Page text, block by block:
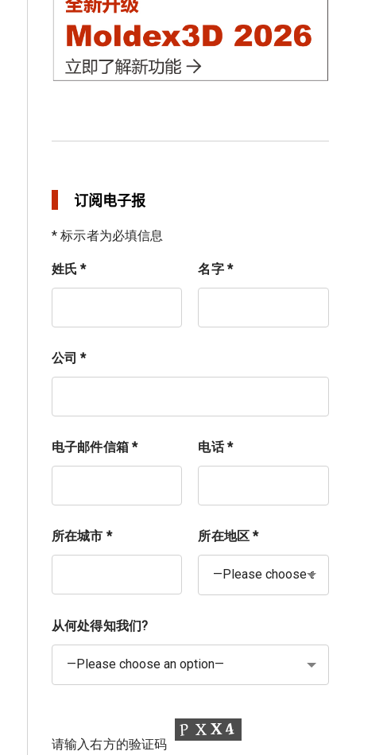
订阅电子报
* 标示者为必填信息
姓氏 * 名字 *
公司 *
电子邮件信箱 * 电话 *
所在城市 * 所在地区 *
从何处得知我们?
请输入右方的验证码